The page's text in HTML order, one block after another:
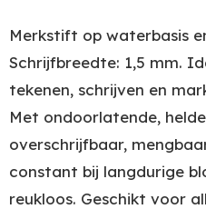
Merkstift op waterbasis
Schrijfbreedte: 1,5 mm.
tekenen, schrijven en
Met ondoorlatende,
overschrijfbaar,
constant bij langdurige
reukloos. Geschikt voor